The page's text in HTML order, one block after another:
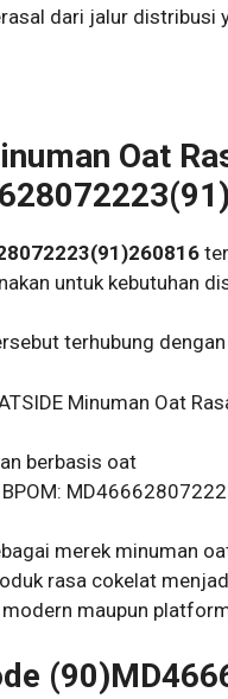
dari jalur distribusi
Oat
untuk kebutuhan
terhubung
Minuman Oat
berbasis oat
merek minuman
rasa cokelat
maupun